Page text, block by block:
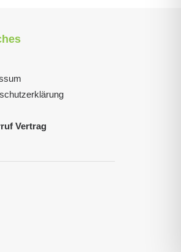
Vertrag